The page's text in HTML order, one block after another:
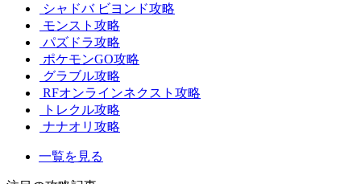
シャドバ ビヨンド攻略
モンスト攻略
パズドラ攻略
ポケモンGO攻略
グラブル攻略
RFオンラインネクスト攻略
トレクル攻略
ナナオリ攻略
一覧を見る